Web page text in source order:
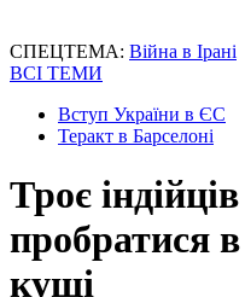
СПЕЦТЕМА: Війна в Ірані
ВСІ ТЕМИ
Вступ України в ЄС
Теракт в Барселоні
Троє
пробратися
кущі